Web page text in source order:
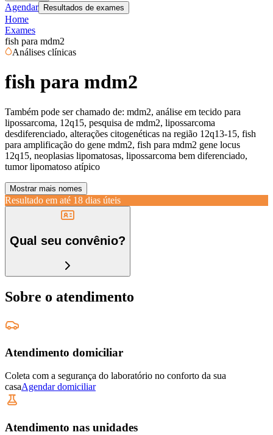
Agendar Resultados de exames
Home
Exames
fish para mdm2
Análises clínicas
fish para mdm2
Também pode ser chamado de: mdm2, análise em tecido para
lipossarcoma, 12q15, pesquisa de mdm2, lipossarcoma
desdiferenciado, alterações citogenéticas na região 12q13-15, fish
para amplificação do gene mdm2, fish para mdm2 gene locus
12q15, neoplasias lipomatosas, lipossarcoma bem diferenciado,
tumor lipomatoso atípico
Mostrar mais nomes
Resultado em até 18 dias úteis
Qual seu convênio?
Sobre o atendimento
Atendimento domiciliar
Coleta com a segurança do laboratório no conforto da sua
casaAgendar domiciliar
Atendimento nas unidades